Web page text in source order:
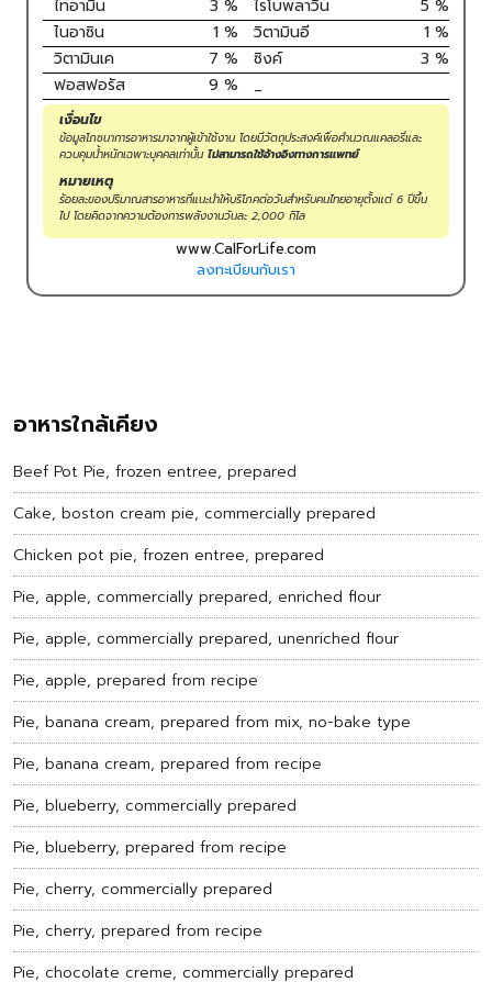
ไทอามิน
3 % ไรโบพลาวิน 5 %
ไนอาซิน
1 % วิตามินอี 1 %
วิตามินเค
7 % ซิงค์ 3 %
ฟอสฟอรัส
9 % _
เงื่อนไข
ข้อมูลโภชนาการอาหารมาจากผู้เข้าใช้งาน โดยมีวัตถุประสงค์เพื่อคำนวณแคลอรี่และ
ควบคุมน้ำหนักเฉพาะบุคคลเท่านั้น ไม่สามารถใช้อ้างอิงทางการแพทย์
หมายเหตุ
ร้อยละของปริมาณสารอาหารที่แนะนำให้บริโภคต่อวันสำหรับคนไทยอายุตั้งแต่ 6 ปีขึ้น
ไป โดยคิดจากความต้องการพลังงานวันละ 2,000 กิโล
www.CalForLife.com
ลงทะเบียนกับเรา
อาหารใกล้เคียง
Beef Pot Pie, frozen entree, prepared
Cake, boston cream pie, commercially prepared
Chicken pot pie, frozen entree, prepared
Pie, apple, commercially prepared, enriched flour
Pie, apple, commercially prepared, unenriched flour
Pie, apple, prepared from recipe
Pie, banana cream, prepared from mix, no-bake type
Pie, banana cream, prepared from recipe
Pie, blueberry, commercially prepared
Pie, blueberry, prepared from recipe
Pie, cherry, commercially prepared
Pie, cherry, prepared from recipe
Pie, chocolate creme, commercially prepared